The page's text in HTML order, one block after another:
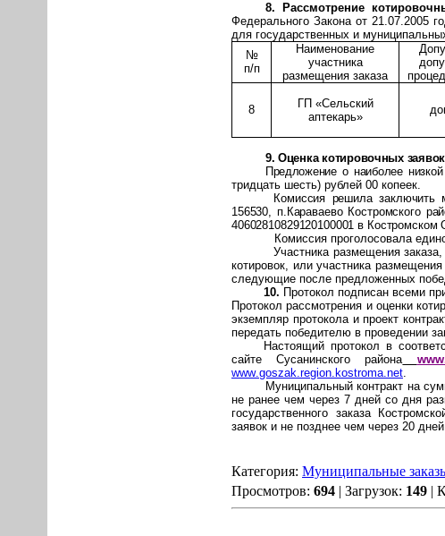
8. Рассмотрение
Федерального Закона от 21.07.2005
для государственных и
№
п/п
Наименование
участника
размещения заказа
8
ГП «Сельский
аптекарь»
9. Оценка котировочных заявок
Предложение о наиболее
тридцать шесть) рублей 00 копеек.
Комиссия решила заключить
156530, п.Караваево Костромского
40602810829120100001 в
Комиссия проголосовала
Участника размещения
котировок, или участника
следующие после предложенных
10. Протокол подписан всеми
Протокол рассмотрения и оценки
экземпляр протокола и проект
передать победителю в проведении
Настоящий протокол в
сайте Сусанинского района
www
www.goszak.region. kostroma.net.
Муниципальный контракт на
не ранее чем через 7 дней со дня
государственного заказа
заявок и не позднее чем через 20
Категория: Муниципальные
Просмотров: 694 | Загрузок: 149 |